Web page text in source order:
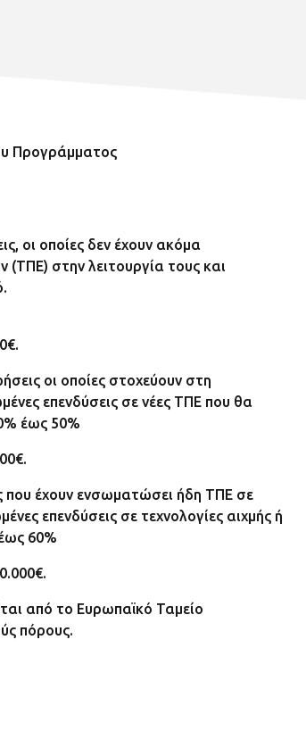
Προγράμματος
οι οποίες δεν έχουν ακόμα
(ΤΠΕ) στην λειτουργία τους και
οι οποίες στοχεύουν στη
επενδύσεις σε νέες ΤΠΕ που θα
έως 50%
έχουν ενσωματώσει ήδη ΤΠΕ σε
επενδύσεις σε τεχνολογίες αιχμής ή
60%
από το Ευρωπαϊκό Ταμείο
πόρους.